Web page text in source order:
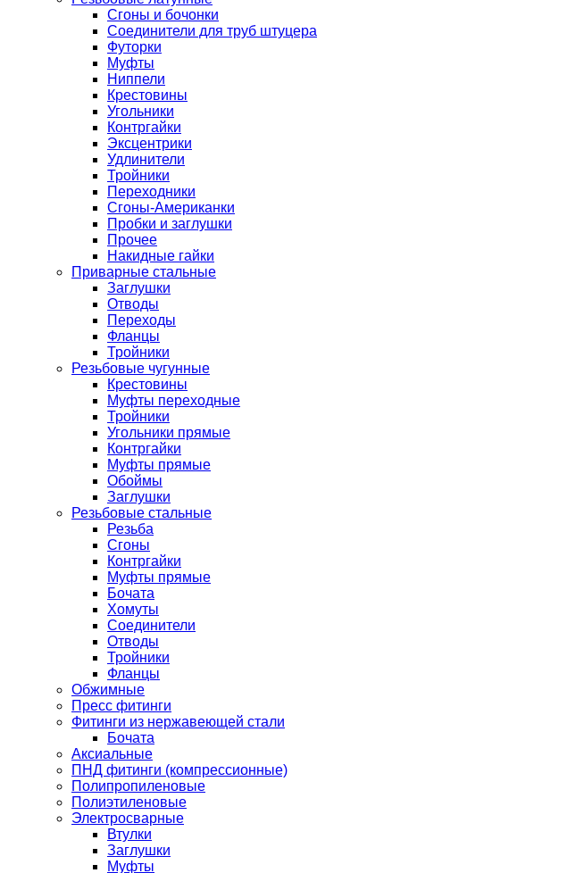
Сгоны и бочонки
Соединители для труб штуцера
Футорки
Муфты
Ниппели
Крестовины
Угольники
Контргайки
Эксцентрики
Удлинители
Тройники
Переходники
Сгоны-Американки
Пробки и заглушки
Прочее
Накидные гайки
Приварные стальные
Заглушки
Отводы
Переходы
Фланцы
Тройники
Резьбовые чугунные
Крестовины
Муфты переходные
Тройники
Угольники прямые
Контргайки
Муфты прямые
Обоймы
Заглушки
Резьбовые стальные
Резьба
Сгоны
Контргайки
Муфты прямые
Бочата
Хомуты
Соединители
Отводы
Тройники
Фланцы
Обжимные
Пресс фитинги
Фитинги из нержавеющей стали
Бочата
Аксиальные
ПНД фитинги (компрессионные)
Полипропиленовые
Полиэтиленовые
Электросварные
Втулки
Заглушки
Муфты